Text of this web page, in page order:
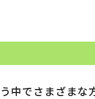
中でさまざま